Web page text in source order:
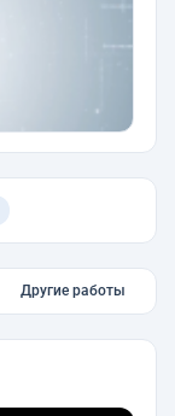
Другие работы